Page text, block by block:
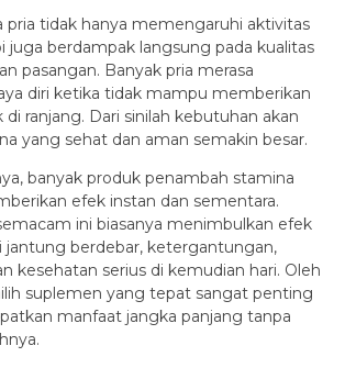
pria tidak hanya memengaruhi aktivitas
juga berdampak langsung pada kualitas
pasangan. Banyak pria merasa
diri ketika tidak mampu memberikan
ranjang. Dari sinilah kebutuhan akan
yang sehat dan aman semakin besar.
banyak produk penambah stamina
efek instan dan sementara.
ini biasanya menimbulkan efek
jantung berdebar, ketergantungan,
kesehatan serius di kemudian hari. Oleh
suplemen yang tepat sangat penting
manfaat jangka panjang tanpa